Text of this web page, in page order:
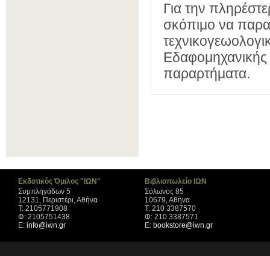
Για την
σκόπιμο να
Εδαφομηχανικής
παραρτήματα.
Εκδοτικός Όμιλος "ΙΩΝ"
Συμπληγάδων 5
12131, Περιστέρι, Αθήνα
Τ: 2105771908
Φ: 2105751438
Ε: info@iwn.gr
Βιβλιοπωλείο ΙΩΝ
Σόλωνος 85
10679, Αθήνα
Τ: 210 3387570
Φ: 210 3387571
Ε: bookstore@iwn.gr